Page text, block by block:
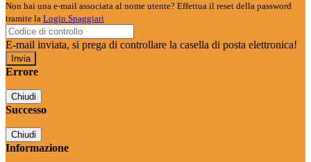
Non hai una e-mail associata al nome utente? Effettua il reset della password
tramite la Login Spaggiari
E-mail inviata, si prega di controllare la casella di posta elettronica!
Errore
Chiudi
Successo
Chiudi
Informazione